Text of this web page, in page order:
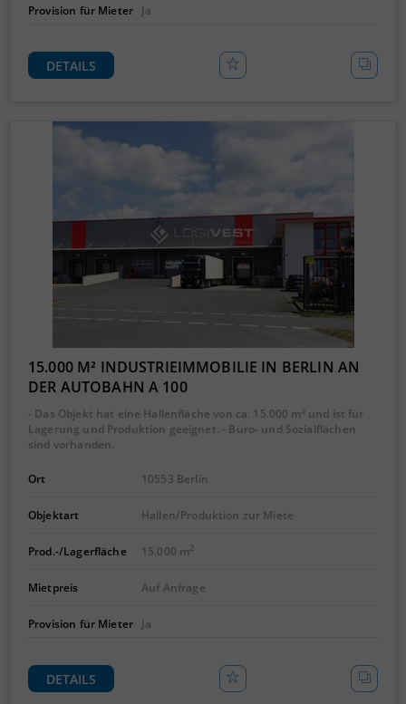
Provision für Mieter Ja
DETAILS
15.000 M² INDUSTRIEIMMOBILIE IN BERLIN AN
DER AUTOBAHN A 100
- Das Objekt hat eine Hallenfläche von ca. 15.000 m² und ist für
Lagerung und Produktion geeignet. - Büro- und Sozialflächen
sind vorhanden.
Ort 10553 Berlin
Objektart Hallen/Produktion zur Miete
Prod.-/Lagerfläche 15.000 m2
Mietpreis Auf Anfrage
Provision für Mieter Ja
DETAILS